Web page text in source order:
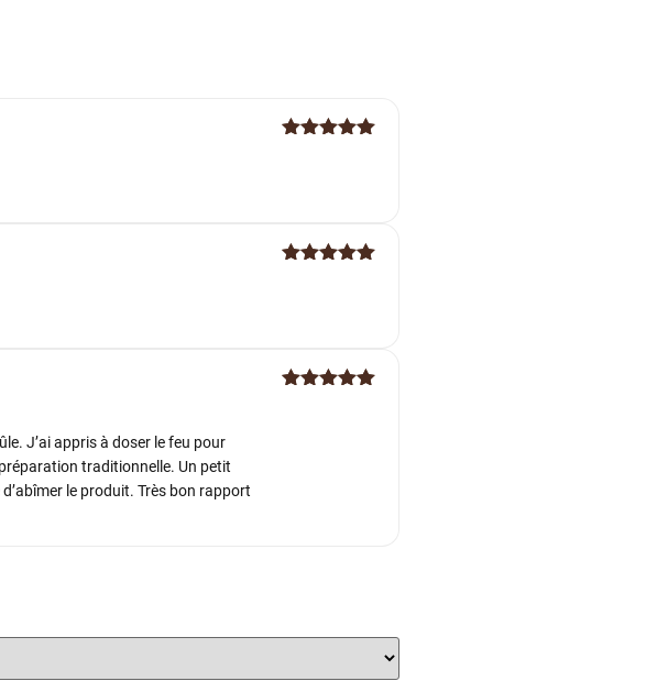
J’ai appris à doser le feu pour
traditionnelle. Un petit
le produit. Très bon rapport